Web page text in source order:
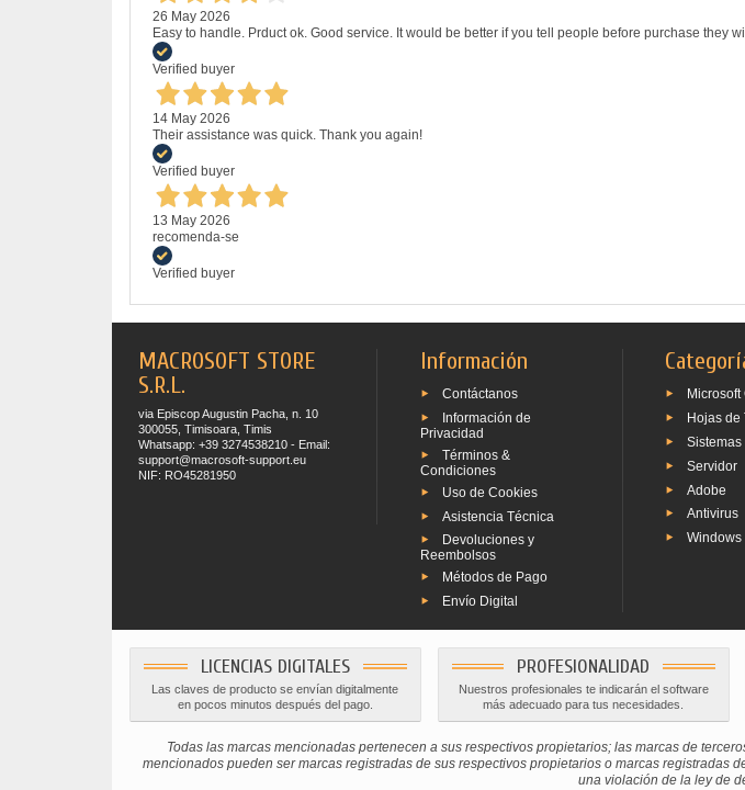
26 May 2026
Easy to handle. Prduct ok. Good service. It would be better if you tell people before purchase they
Verified buyer
14 May 2026
Their assistance was quick. Thank you again!
Verified buyer
13 May 2026
recomenda-se
Verified buyer
MACROSOFT STORE
S.R.L.
via Episcop Augustin Pacha, n. 10
300055, Timisoara, Timis
Whatsapp: +39 3274538210 - Email:
support@macrosoft-support.eu
NIF: RO45281950
Información
Contáctanos
Información de
Privacidad
Términos &
Condiciones
Uso de Cookies
Asistencia Técnica
Devoluciones y
Reembolsos
Métodos de Pago
Envío Digital
Microsoft
Hojas de
Servidor
Adobe
Antivirus
Windows
LICENCIAS DIGITALES
Las claves de producto se envían digitalmente
en pocos minutos después del pago.
PROFESIONALIDAD
Nuestros profesionales te indicarán el software
más adecuado para tus necesidades.
Todas las marcas mencionadas pertenecen a sus respectivos propietarios; las marcas de
mencionados pueden ser marcas registradas de sus respectivos propietarios o marcas
una violación de la ley de